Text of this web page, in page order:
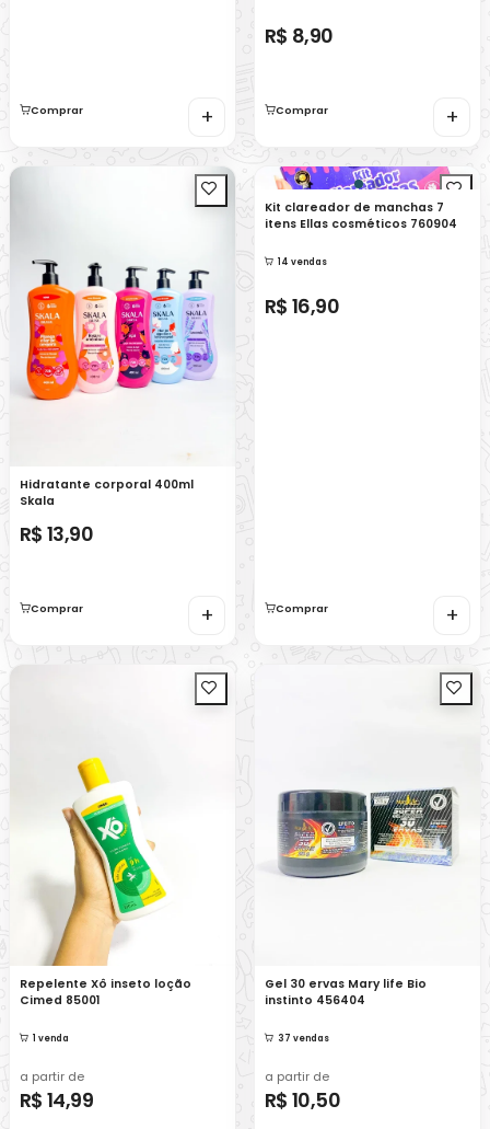
Comprar +
R$ 8,90
Comprar +
Hidratante corporal 400ml
Skala
R$ 13,90
Comprar +
Kit clareador de manchas 7
itens Ellas cosméticos 760904
14 vendas
R$ 16,90
Comprar +
Repelente Xô inseto loção
Cimed 85001
1 venda
a partir de
R$ 14,99
Gel 30 ervas Mary life Bio
instinto 456404
37 vendas
a partir de
R$ 10,50